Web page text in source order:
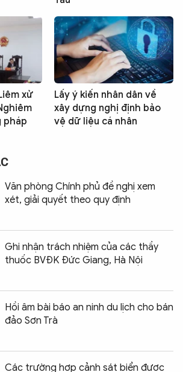
xử
pháp
Lấy ý kiến nhân dân về
xây dựng nghị định bảo
vệ dữ liệu cá nhân
Văn phòng Chính phủ đề nghị xem
xét, giải quyết theo quy định
Ghi nhận trách nhiệm của các thầy
thuốc BVĐK Đức Giang, Hà Nội
Hồi âm bài báo an ninh du lịch cho bán
đảo Sơn Trà
Các trường hợp cảnh sát biển được